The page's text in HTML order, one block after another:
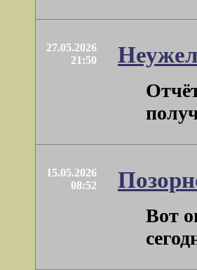
27.05.2026
21:50
15.05.2026
08:52
Вот